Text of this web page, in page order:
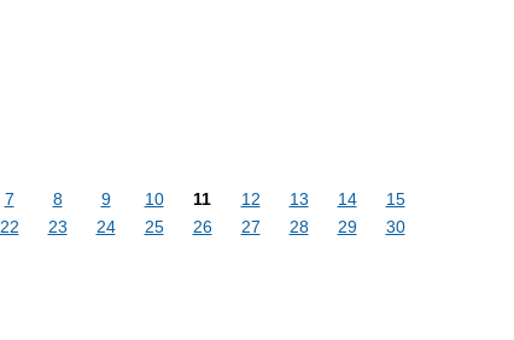
7 8 9 10 11 12 13 14
15
22 23 24 25 26 27 28 29 30